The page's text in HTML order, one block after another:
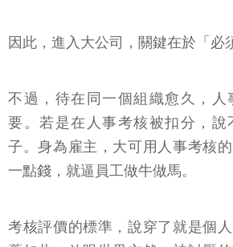
因此，進入大公司，關鍵在於「必
不過，待在同一個組織愈久，人
要。若是在人事考核被扣分，說
子。身為雇主，大可用人事考核
一點錢，就逼員工做牛做馬。
考核評價的標準，說穿了就是個